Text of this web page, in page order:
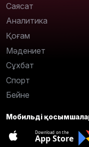
Саясат
Аналитика
Қоғам
Мәдениет
Сұхбат
Спорт
Бейне
Мобильді
Download on the
App Store